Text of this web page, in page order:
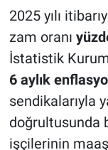
2025 yılı
zam oranı
İstatistik
6 aylık
sendikalarıyla
doğrultusunda
işçilerinin